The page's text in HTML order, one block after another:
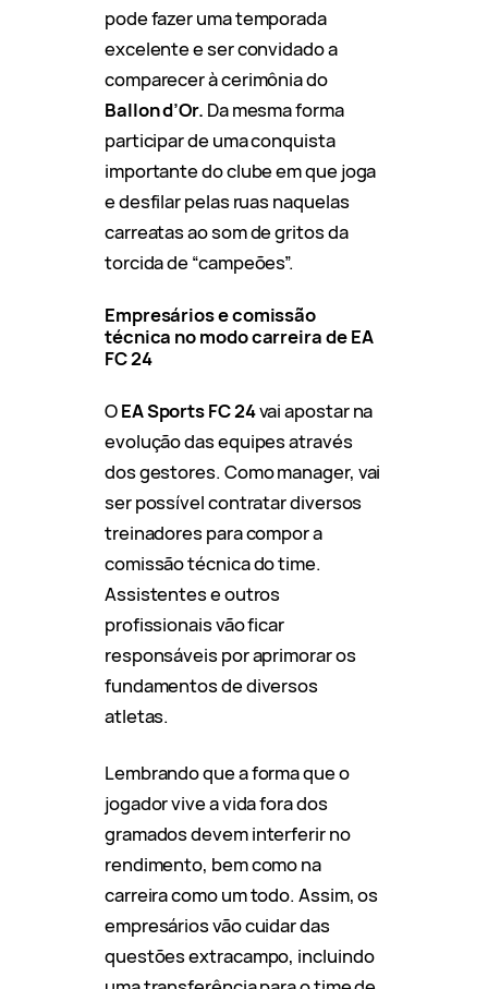
pode fazer uma temporada
excelente e ser convidado a
comparecer à cerimônia do
Ballon d’Or. Da mesma forma
participar de uma conquista
importante do clube em que joga
e desfilar pelas ruas naquelas
carreatas ao som de gritos da
torcida de “campeões”.
Empresários e comissão
técnica no modo carreira de EA
FC 24
OEA Sports FC 24vai apostar na
evolução das equipes através
dos gestores. Como manager, vai
ser possível contratar diversos
treinadores para compor a
comissão técnica do time.
Assistentes e outros
profissionais vão ficar
responsáveis por aprimorar os
fundamentos de diversos
atletas.
Lembrando que a forma que o
jogador vive a vida fora dos
gramados devem interferir no
rendimento, bem como na
carreira como um todo. Assim, os
empresários vão cuidar das
questões extracampo, incluindo